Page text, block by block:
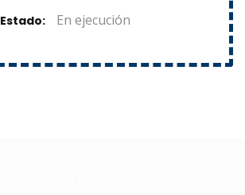
Estado En ejecución